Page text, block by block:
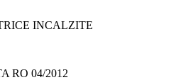
INCALZITE
RO 04/2012